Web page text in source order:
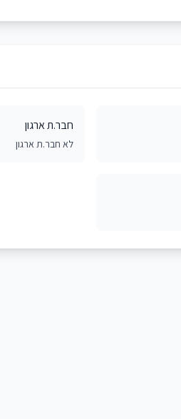
חבר.ת ארגון
לא חבר.ת ארגון